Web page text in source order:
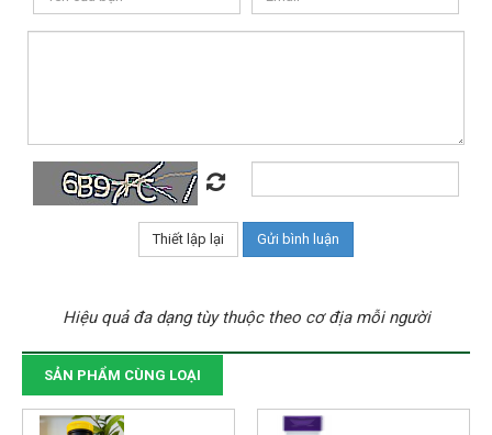
Hiệu quả đa dạng tùy thuộc theo cơ địa mỗi người
SẢN PHẨM CÙNG LOẠI